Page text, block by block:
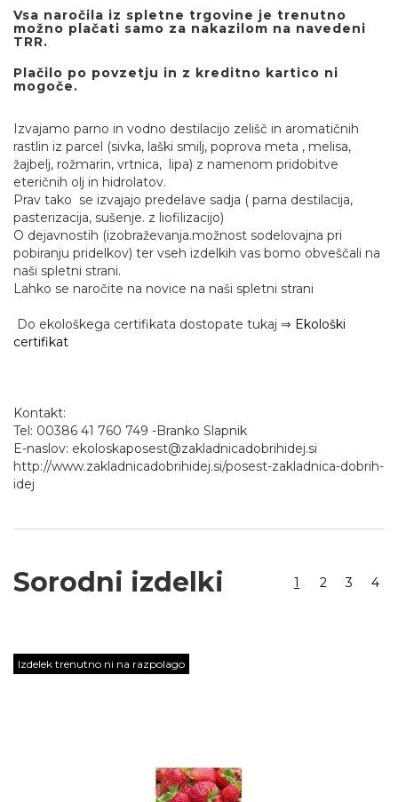
Vsa naročila iz spletne trgovine je trenutno
možno plačati samo za nakazilom na navedeni
TRR.
Plačilo po povzetju in z kreditno kartico ni
mogoče.
Izvajamo parno in vodno destilacijo zelišč in aromatičnih
rastlin iz parcel (sivka, laški smilj, poprova meta , melisa,
žajbelj, rožmarin, vrtnica, lipa) z namenom pridobitve
eteričnih olj in hidrolatov.
Prav tako se izvajajo predelave sadja ( parna destilacija,
pasterizacija, sušenje. z liofilizacijo)
O dejavnostih (izobraževanja.možnost sodelovajna pri
pobiranju pridelkov) ter vseh izdelkih vas bomo obveščali na
naši spletni strani.
Lahko se naročite na novice na naši spletni strani
Do ekološkega certifikata dostopate tukaj ⇒ Ekološki
certifikat
Kontakt:
Tel: 00386 41 760 749 -Branko Slapnik
E-naslov: ekoloskaposest@zakladnicadobrihidej.si
http://www.zakladnicadobrihidej.si/posest-zakladnica-dobrih-
idej
Sorodni izdelki 1 2 3 4
Izdelek trenutno ni na razpolago